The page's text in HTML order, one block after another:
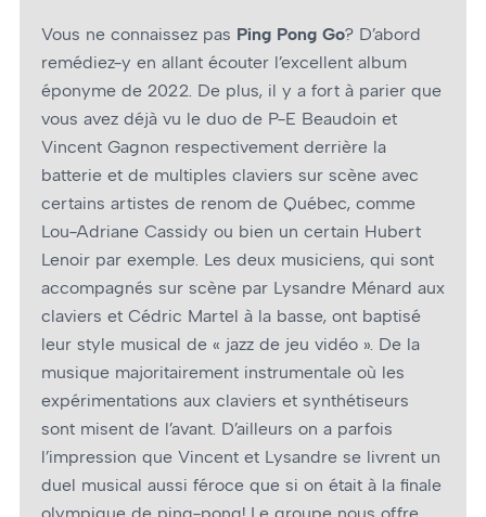
Vous ne connaissez pas Ping Pong Go? D’abord
remédiez-y en allant écouter l’excellent album
éponyme de 2022. De plus, il y a fort à parier que
vous avez déjà vu le duo de P-E Beaudoin et
Vincent Gagnon respectivement derrière la
batterie et de multiples claviers sur scène avec
certains artistes de renom de Québec, comme
Lou-Adriane Cassidy ou bien un certain Hubert
Lenoir par exemple. Les deux musiciens, qui sont
accompagnés sur scène par Lysandre Ménard aux
claviers et Cédric Martel à la basse, ont baptisé
leur style musical de « jazz de jeu vidéo ». De la
musique majoritairement instrumentale où les
expérimentations aux claviers et synthétiseurs
sont misent de l’avant. D’ailleurs on a parfois
l’impression que Vincent et Lysandre se livrent un
duel musical aussi féroce que si on était à la finale